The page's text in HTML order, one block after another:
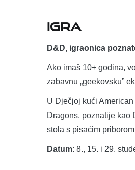
IGRA
D&D, igraonica
Ako imaš 10+ godina,
zabavnu „geekovsku”
U Dječjoj kući
Dragons, poznatije kao
stola s pisaćim
Datum: 8., 15. i 29.